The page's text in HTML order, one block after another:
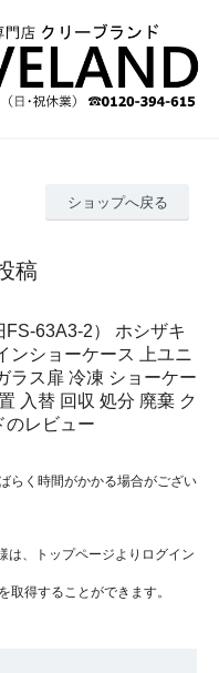
ショップへ戻る
稿
FS-63A3-2） ホシザキ
ンショーケース 上ユニ
ラス扉 冷凍 ショーケー
入替 回収 処分 廃棄 ク
のレビュー
らく時間がかかる場合がござい
は、トップページよりログイン
取得することができます。